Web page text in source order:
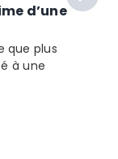
d’une
que plus
à une